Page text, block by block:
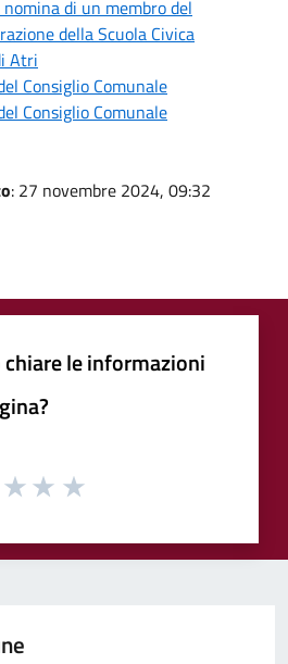
di un membro del
della Scuola Civica
Atri
Consiglio Comunale
Consiglio Comunale
: 27 novembre 2024, 09:32
le informazioni